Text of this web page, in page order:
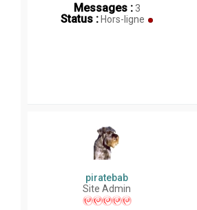
Messages :3
Status : Hors-ligne
piratebab
Site Admin